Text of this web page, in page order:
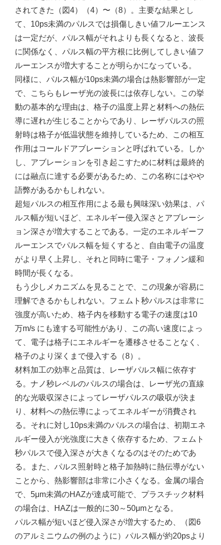
されてきた（図4）（4）〜（8）。主要な結果とし
て、10ps未満のパルスでは損傷しきい値フルーエンス
は一定だが、パルス幅がそれよりも長くなると、波長
に関係なく、パルス幅の平方根に比例してしきい値フ
ルーエンスが増大することが明らかになっている。
同様に、パルス幅が10ps未満の場合は熱影響部が一定
で、こちらもレーザ光の波長には依存しない。この挙
動の基本的な理由は、格子の温度上昇と材料への熱伝
導に遅れが生じることからであり、レーザパルスの照
射時は格子が低温状態を維持しているため、この相互
作用はコールドアブレーションと呼ばれている。しか
し、アブレーションを引き起こすために材料は最終的
には融点に達する必要があるため、この名称にはやや
語弊があるかもしれない。
超短パルスの相互作用による最も興味深い効果は、パ
ルス幅が短いほど、エネルギー侵入深さとアブレーシ
ョン深さが増大することである。一定のエネルギーフ
ルーエンスでパルス幅を短くすると、自由電子の温度
がより早く上昇し、それと同時に電子・フォノン緩和
時間が長くなる。
もう少しメカニズムを見ることで、この現象が容易に
理解できるかもしれない。フェムト秒パルスは非常に
強度が高いため、格子内を移動する電子の速度は10
万m/s にも達する可能性があり、この高い速度によっ
て、電子は格子にエネルギーを遷移させることなく、
格子のより深くまで侵入する（8）。
材料加工の効率と品質は、レーザパルス幅に依存す
る。ナノ秒レベルのパルスの場合は、レーザ光の直線
的な光吸収深さによってレーザパルスの吸収が決ま
り、材料への熱伝導によってエネルギーが消費され
る。それに対し10ps未満のパルスの場合は、初期エネ
ルギー侵入が光強度に大きく依存するため、フェムト
秒パルスで侵入深さが大きくなるのはそのためであ
る。また、パルス照射時と格子加熱時に熱伝導がない
ことから、熱影響部は非常に小さくなる。金属の場合
で、5μm未満のHAZが達成可能で、プラスチック材料
の場合は、HAZは一般的に30～50μmとなる。
パルス幅が短いほど侵入深さが増大するため、（図6
のアルミニウムの例のように）パルス幅が約20psより